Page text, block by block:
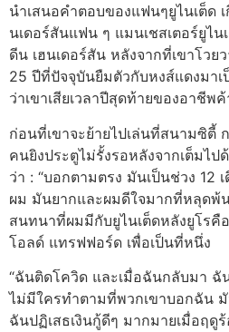
นำเสนอคำตอบของแฟนๆยูไนเต็ด
นเดอร์สันแฟน ๆ แมนเชสเตอร์ยูไ
ดีน เฮนเดอร์สัน หลังจากที่เขาโวย
25 ปีที่ปัจจุบันยืมตัวกับหงส์แดงมาเ
ว่าเขาเสียเวลาปีสุดท้ายของอาชี
ก่อนที่เขาจะย้ายไปเล่นที่สนามซิตี้
คนยิงประตูไม่รั้งรอหลังจากเต็มไ
ว่า : “บอกตามตรง มันเป็นช่วง 12
ผม มันยากและผมดีใจมากที่หลุดพ้
สนทนาที่ผมมีกับยูไนเต็ดหลังยูโรคื
โอลด์ แทรฟฟอร์ด เพื่อเป็นที่หนึ่ง
“ฉันติดโควิด และเมื่อฉันกลับมา ฉั
ไม่มีใครทำตามที่พวกเขาบอกฉัน
ฉันปฏิเสธเงินกู้ดีๆ มากมายเมื่อฤ